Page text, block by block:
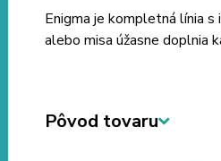
Enigma je kompletná línia s
alebo misa úžasne doplnia
Pôvod tovaru